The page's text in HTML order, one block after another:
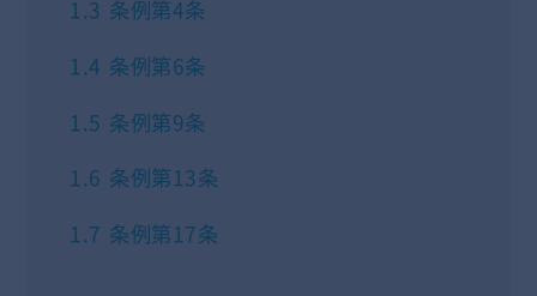
1.3 条例第4条
1.4 条例第6条
1.5 条例第9条
1.6 条例第13条
1.7 条例第17条